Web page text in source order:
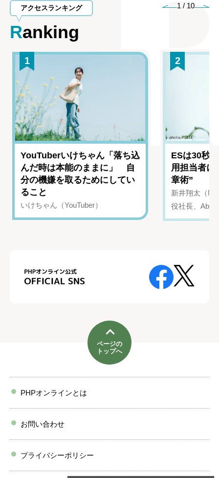
アクセスランキング
Ranking
1 / 10
1
YouTuberいけちゃん「落ち込
んだ時は本能のままに」 自
分の機嫌を取るためにしてい
ること
いけちゃん（YouTuber）
2
ESは30秒
用担当者に
章術”
新井翔太（
役社長、
ページの
トップへ
PHPオンラインとは
お問い合わせ
プライバシーポリシー